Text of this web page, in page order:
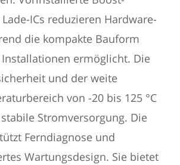
ICs reduzieren Hardware-
die kompakte Bauform
ermöglicht. Die
und der weite
von -20 bis 125 °C
Stromversorgung. Die
Ferndiagnose und
Wartungsdesign. Sie bietet